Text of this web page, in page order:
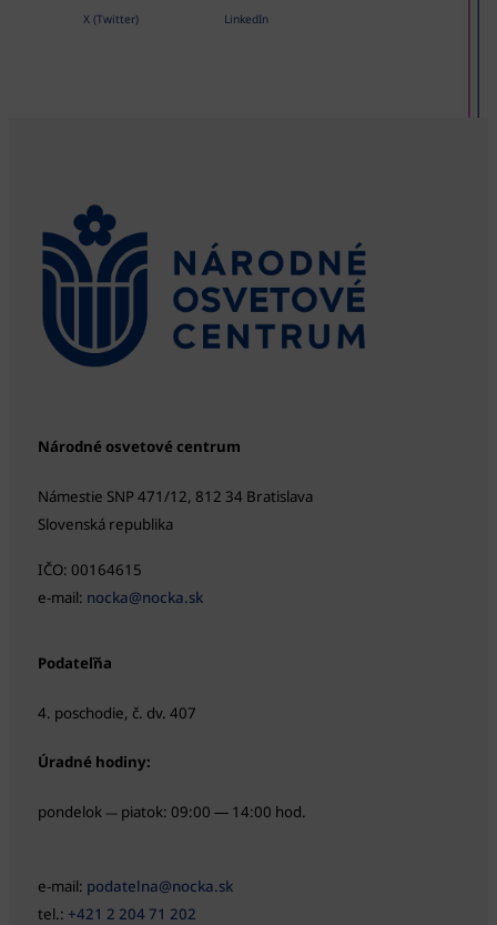
X (Twitter) LinkedIn
Národné osvetové centrum
Námestie SNP 471/12, 812 34 Bratislava
Slovenská republika
IČO: 00164615
e-mail: nocka@nocka.sk
Podateľňa
4. poschodie, č. dv. 407
Úradné hodiny:
pondelok — piatok: 09:00 — 14:00 hod.
e-mail: podatelna@nocka.sk
tel.: +421 2 204 71 202